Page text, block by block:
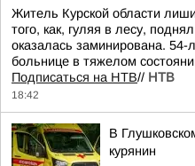
Житель Курской области
того, как, гуляя в лесу,
оказалась заминирована.
больнице в тяжелом
Подписаться на НТВ// НТВ
18:42
В
курянин